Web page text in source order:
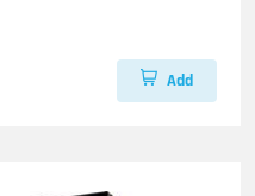
Add